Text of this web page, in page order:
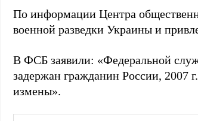
По информации Центра
военной разведки Украины и
В ФСБ заявили: «Федеральной
задержан гражданин России, 2007
измены».